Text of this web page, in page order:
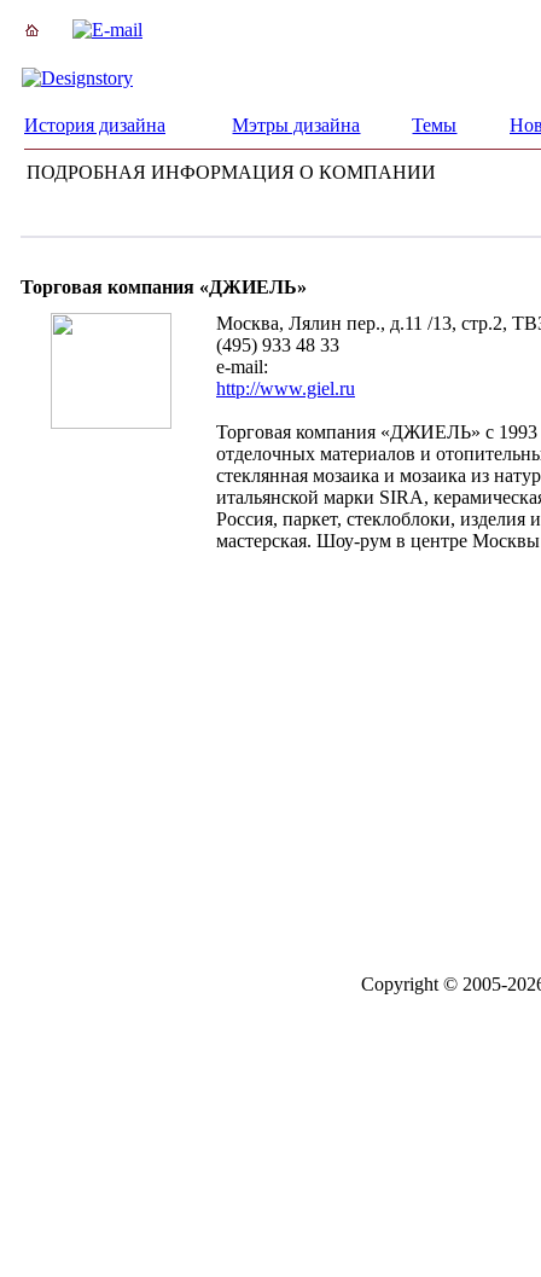
История дизайна Мэтры дизайна Темы
ПОДРОБНАЯ ИНФОРМАЦИЯ О КОМПАНИИ
Торговая компания «ДЖИЕЛЬ»
Москва, Лялин пер., д.11 /13, стр.2,
(495) 933 48 33
e-mail:
http://www.giel.ru
Торговая компания «ДЖИЕЛЬ» с 1993
отделочных материалов и
стеклянная мозаика и мозаика из
итальянской марки SIRA,
Россия, паркет, стеклоблоки, изделия
мастерская. Шоу-рум в центре
Copyright © 2005-